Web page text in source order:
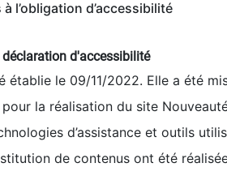
l’obligation d’accessibilité
d'accessibilité
établie le 09/11/2022. Elle a été
la réalisation du site
d’assistance et outils
de contenus ont été